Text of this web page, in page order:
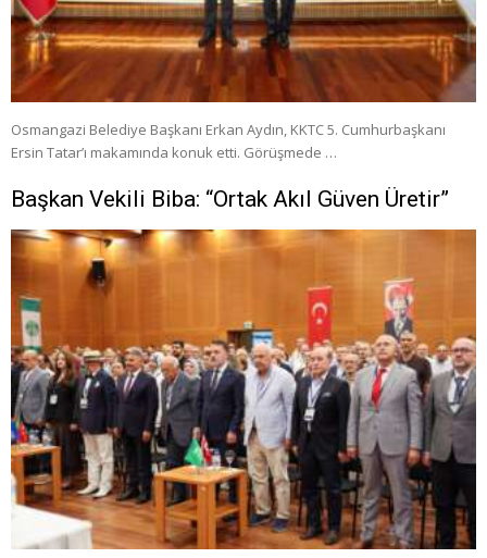
Osmangazi Belediye Başkanı Erkan Aydın, KKTC 5. Cumhurbaşkanı
Ersin Tatar’ı makamında konuk etti. Görüşmede …
Başkan Vekili Biba: “Ortak Akıl Güven Üretir”